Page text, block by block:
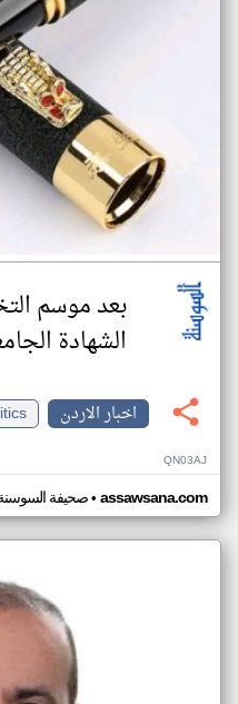
بعد موسم
الشهادة
اخبار الاردن
QN03AJ
صحيفة السوسنة• assawsana.com